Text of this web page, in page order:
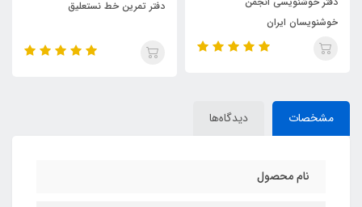
دفتر تمرین خط نستعلیق
مشخصات دیدگاه‌ها
نام محصول